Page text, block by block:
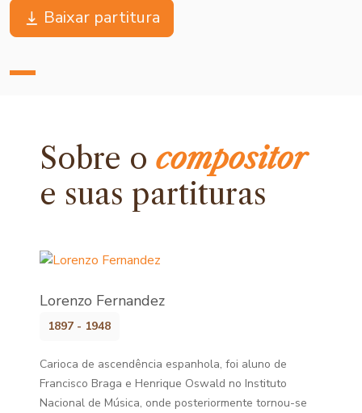
Baixar partitura
Sobre ocompositor
e suas partituras
Lorenzo Fernandez
1897 - 1948
Carioca de ascendência espanhola, foi aluno de
Francisco Braga e Henrique Oswald no Instituto
Nacional de Música, onde posteriormente tornou-se